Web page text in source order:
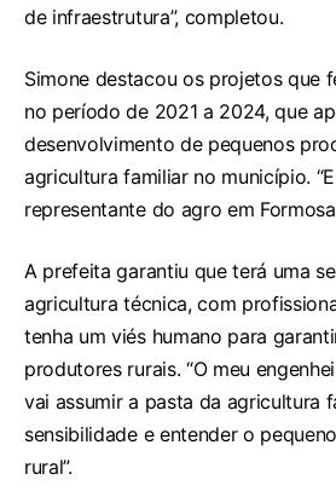
de infraestrutura”, completou.
Simone destacou os projetos que
no período de 2021 a 2024, que
desenvolvimento de pequenos
agricultura familiar no município.
representante do agro em
A prefeita garantiu que terá uma
agricultura técnica, com
tenha um viés humano para
produtores rurais. “O meu
vai assumir a pasta da agricultura
sensibilidade e entender o
rural”.